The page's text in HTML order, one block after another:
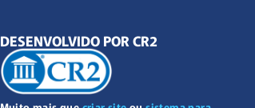
DESENVOLVIDO POR CR2